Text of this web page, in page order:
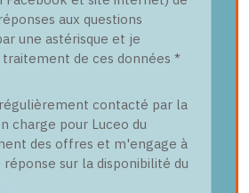
aux questions
une astérisque et je
traitement de ces données *
contacté par la
charge pour Luceo du
des offres et m'engage à
sur la disponibilité du